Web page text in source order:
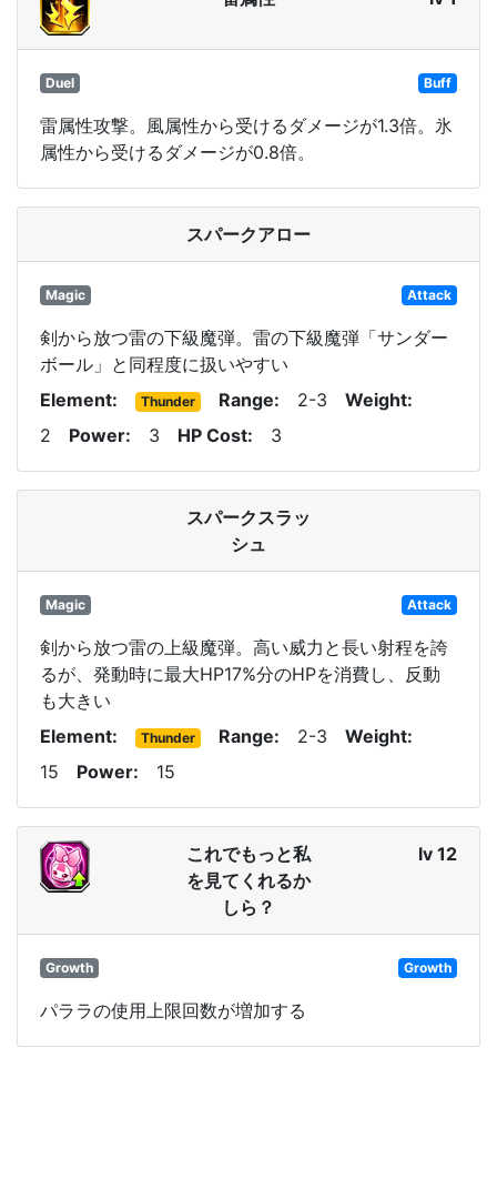
Duel Buff
雷属性攻撃。風属性から受けるダメージが1.3倍。氷
属性から受けるダメージが0.8倍。
スパークアロー
Magic Attack
剣から放つ雷の下級魔弾。雷の下級魔弾「サンダー
ボール」と同程度に扱いやすい
Element
Thunder Range 2-3
Weight
2
Power 3 HP Cost 3
スパークスラッ
シュ
Magic Attack
剣から放つ雷の上級魔弾。高い威力と長い射程を誇
るが、発動時に最大HP17%分のHPを消費し、反動
も大きい
Element
Thunder Range 2-3
Weight
15
Power 15
これでもっと私
を見てくれるか
しら？
lv 12
Growth Growth
パララの使用上限回数が増加する